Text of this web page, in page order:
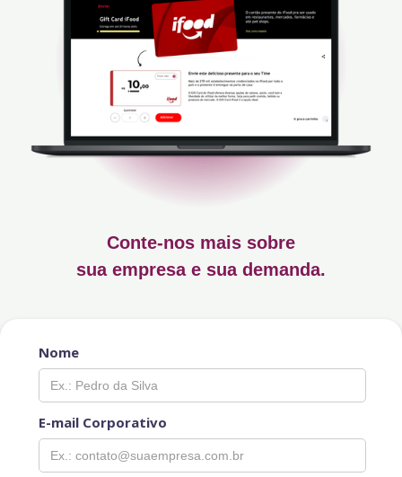
Conte-nos mais sobre
sua empresa e sua demanda.
Nome
E-mail Corporativo